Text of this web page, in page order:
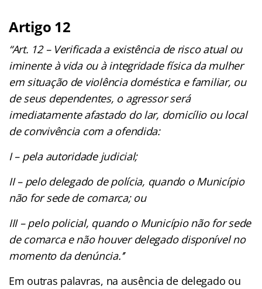
Artigo 12
“Art. 12 – Verificada a existência de risco atual ou
iminente à vida ou à integridade física da mulher
em situação de violência doméstica e familiar, ou
de seus dependentes, o agressor será
imediatamente afastado do lar, domicílio ou local
de convivência com a ofendida:
I – pela autoridade judicial;
II – pelo delegado de polícia, quando o Município
não for sede de comarca; ou
III – pelo policial, quando o Município não for sede
de comarca e não houver delegado disponível no
momento da denúncia.’’
Em outras palavras, na ausência de delegado ou